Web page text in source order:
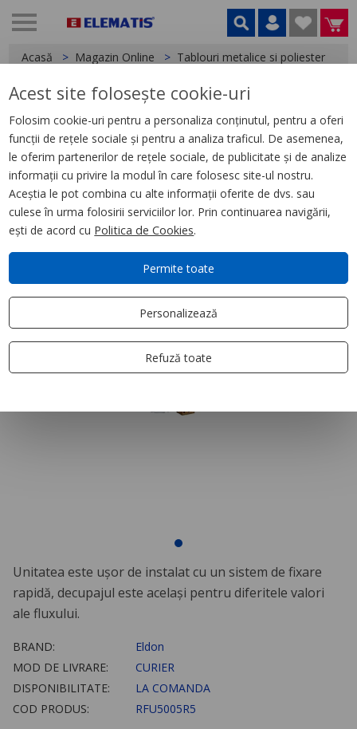
Acasă Magazin Online Tablouri metalice si poliester
< Accesorii tablouri
Ventilator montaj 350 m3/h,
230 V, 50/60 Hz
Unitatea este uşor de instalat cu un sistem de fixare
rapidă, decupajul este acelaşi pentru diferitele valori
ale fluxului.
BRAND:
Eldon
MOD DE LIVRARE:
CURIER
DISPONIBILITATE:
LA COMANDA
COD PRODUS:
RFU5005R5
Acest site folosește cookie-uri
Folosim cookie-uri pentru a personaliza conținutul, pentru a oferi
funcții de rețele sociale și pentru a analiza traficul. De asemenea,
le oferim partenerilor de rețele sociale, de publicitate și de analize
informații cu privire la modul în care folosesc site-ul nostru.
Aceștia le pot combina cu alte informații oferite de dvs. sau
culese în urma folosirii serviciilor lor. Prin continuarea navigării,
ești de acord cu Politica de Cookies.
Permite toate
Personalizează
Refuză toate